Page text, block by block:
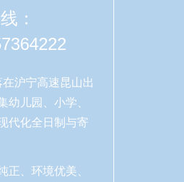
：
沪宁高速昆山出
幼儿园、小学、
代化全日制与寄
、环境优美、